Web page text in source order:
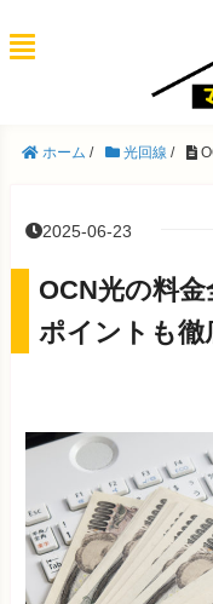
ホーム / 光回線 /
2025-06-23
OCN光の料
ポイントも徹